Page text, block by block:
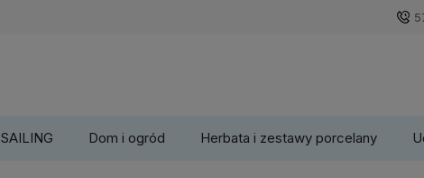
SAILING Dom i ogród Herbata i zestawy porcelany